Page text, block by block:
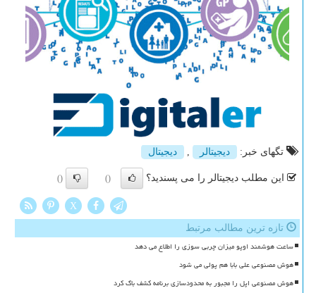
تگهای خبر: دیجیتالر دیجیتال
این مطلب دیجیتالر را می پسندید؟ ()
()
X
تازه ترین مطالب مرتبط
ساعت هوشمند اوپو میزان چربی سوزی را اطلاع می دهد
هوش مصنوعی علی بابا هم پولی می شود
هوش مصنوعی اپل را مجبور به محدودسازی برنامه کشف باگ کرد